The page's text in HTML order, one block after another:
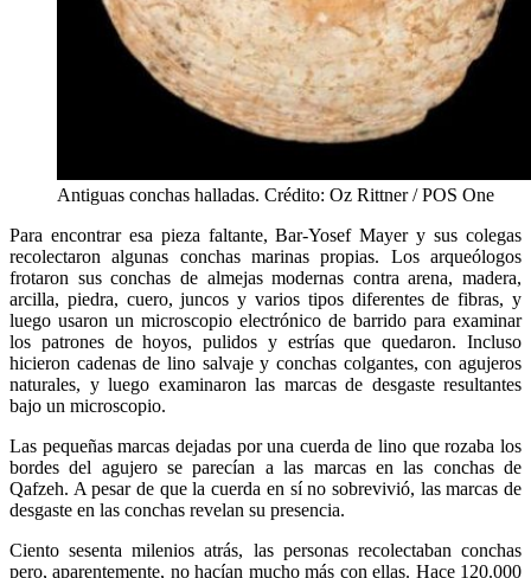
Antiguas conchas halladas. Crédito: Oz Rittner / POS One
Para encontrar esa pieza faltante, Bar-Yosef Mayer y sus colegas
recolectaron algunas conchas marinas propias. Los arqueólogos
frotaron sus conchas de almejas modernas contra arena, madera,
arcilla, piedra, cuero, juncos y varios tipos diferentes de fibras, y
luego usaron un microscopio electrónico de barrido para examinar
los patrones de hoyos, pulidos y estrías que quedaron. Incluso
hicieron cadenas de lino salvaje y conchas colgantes, con agujeros
naturales, y luego examinaron las marcas de desgaste resultantes
bajo un microscopio.
Las pequeñas marcas dejadas por una cuerda de lino que rozaba los
bordes del agujero se parecían a las marcas en las conchas de
Qafzeh. A pesar de que la cuerda en sí no sobrevivió, las marcas de
desgaste en las conchas revelan su presencia.
Ciento sesenta milenios atrás, las personas recolectaban conchas
pero, aparentemente, no hacían mucho más con ellas. Hace 120.000